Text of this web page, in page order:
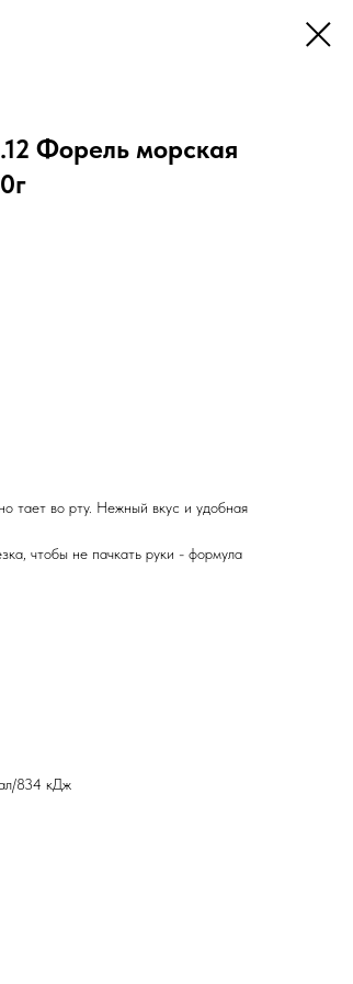
Форель морская
тает во рту. Нежный вкус и удобная
чтобы не пачкать руки - формула
834 кДж